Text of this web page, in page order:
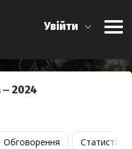
Увійти
‒ 2024
Обговорення Статистика